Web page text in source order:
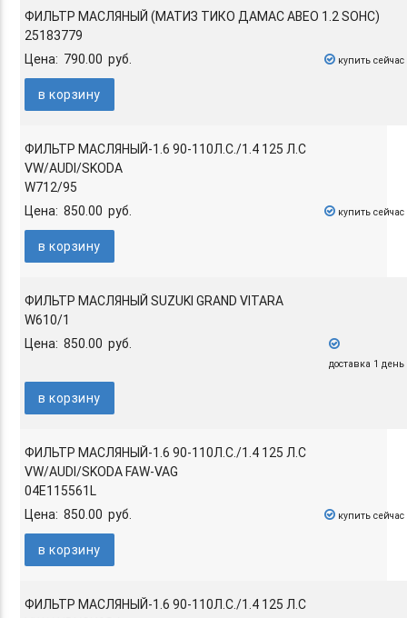
ФИЛЬТР МАСЛЯНЫЙ (МАТИЗ ТИКО ДАМАС АВЕО 1.2 SOHC)
25183779
Цена: 790.00 руб.
купить сейчас
в корзину
ФИЛЬТР МАСЛЯНЫЙ-1.6 90-110Л.С./1.4 125 Л.С
VW/AUDI/SKODA
W712/95
Цена: 850.00 руб.
купить сейчас
в корзину
ФИЛЬТР МАСЛЯНЫЙ SUZUKI GRAND VITARA
W610/1
Цена: 850.00 руб.
доставка 1 день
в корзину
ФИЛЬТР МАСЛЯНЫЙ-1.6 90-110Л.С./1.4 125 Л.С
VW/AUDI/SKODA FAW-VAG
04E115561L
Цена: 850.00 руб.
купить сейчас
в корзину
ФИЛЬТР МАСЛЯНЫЙ-1.6 90-110Л.С./1.4 125 Л.С